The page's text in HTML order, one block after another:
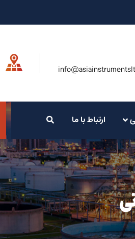
ارتباط با ما